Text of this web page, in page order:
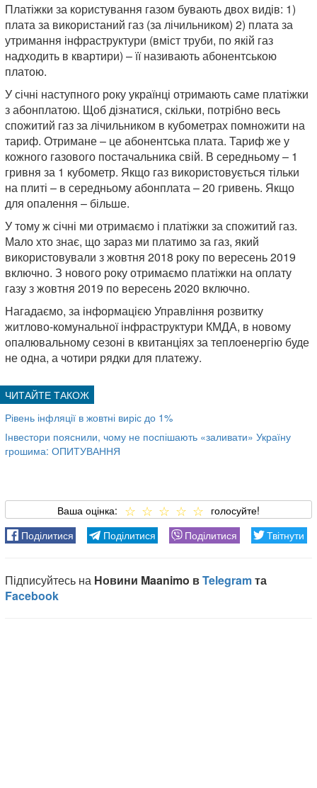
Платіжки за користування газом бувають двох видів: 1)
плата за використаний газ (за лічильником) 2) плата за
утримання інфраструктури (вміст труби, по якій газ
надходить в квартири) – її називають абонентською
платою.
У січні наступного року українці отримають саме платіжки
з абонплатою. Щоб дізнатися, скільки, потрібно весь
спожитий газ за лічильником в кубометрах помножити на
тариф. Отримане – це абонентська плата. Тариф же у
кожного газового постачальника свій. В середньому – 1
гривня за 1 кубометр. Якщо газ використовується тільки
на плиті – в середньому абонплата – 20 гривень. Якщо
для опалення – більше.
У тому ж січні ми отримаємо і платіжки за спожитий газ.
Мало хто знає, що зараз ми платимо за газ, який
використовували з жовтня 2018 року по вересень 2019
включно. З нового року отримаємо платіжки на оплату
газу з жовтня 2019 по вересень 2020 включно.
Нагадаємо, за інформацією Управління розвитку
житлово-комунальної інфраструктури КМДА, в новому
опалювальному сезоні в квитанціях за теплоенергію буде
не одна, а чотири рядки для платежу.
Рівень інфляції в жовтні виріс до 1%
Інвестори пояснили, чому не поспішають «заливати» Україну
грошима: ОПИТУВАННЯ